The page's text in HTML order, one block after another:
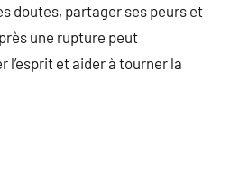
doutes, partager ses peurs et
une rupture peut
et aider à tourner la